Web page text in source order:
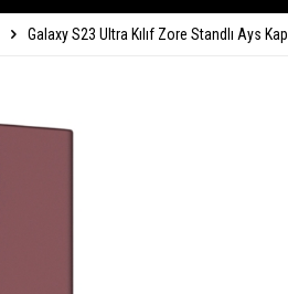
Galaxy S23 Ultra Kılıf Zore Standlı Ays